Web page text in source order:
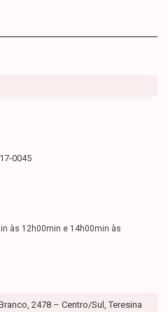
0045
às 12h00min e 14h00min às
2478 – Centro/Sul, Teresina